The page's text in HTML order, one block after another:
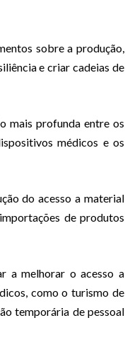
sobre a produção,
e criar cadeias de
mais profunda entre os
médicos e os
do acesso a material
de produtos
a melhorar o acesso a
como o turismo de
temporária de pessoal